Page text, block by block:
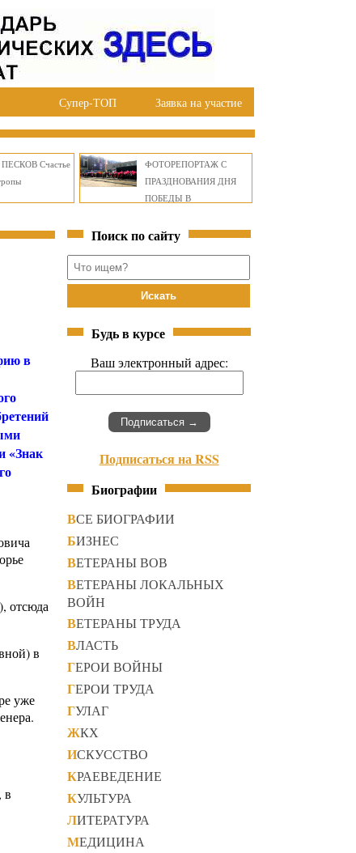
Супер-ТОП Заявка на участие
ПЕСКОВ Счастье
ФОТОРЕПОРТАЖ С
ПРАЗДНОВАНИЯ ДНЯ
ПОБЕДЫ В
ОКРУГЕ БРАТСКА
в
«Знак
отсюда
в
уже
в
Поиск по сайту
Будь в курсе
Ваш электронный адрес:
Подписаться на RSS
Биографии
ВСЕ БИОГРАФИИ
БИЗНЕС
ВЕТЕРАНЫ ВОВ
ВЕТЕРАНЫ ЛОКАЛЬНЫХ
ВОЙН
ВЕТЕРАНЫ ТРУДА
ВЛАСТЬ
ГЕРОИ ВОЙНЫ
ГЕРОИ ТРУДА
ГУЛАГ
ЖКХ
ИСКУССТВО
КРАЕВЕДЕНИЕ
КУЛЬТУРА
ЛИТЕРАТУРА
МЕДИЦИНА